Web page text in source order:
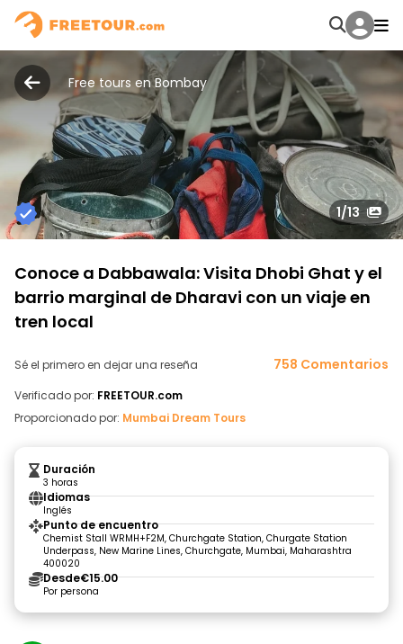
Free tours en Bombay
1/13
Conoce a Dabbawala: Visita Dhobi Ghat y el
barrio marginal de Dharavi con un viaje en
tren local
Sé el primero en dejar una reseña 758 Comentarios
Verificado por: FREETOUR.com
Proporcionado por: Mumbai Dream Tours
Duración
3 horas
Idiomas
Inglés
Punto de encuentro
Chemist Stall WRMH+F2M, Churchgate Station, Churgate Station
Underpass, New Marine Lines, Churchgate, Mumbai, Maharashtra
400020
Desde€15.00
Por persona